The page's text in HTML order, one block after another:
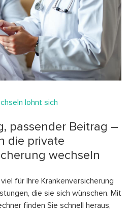
lohnt sich
passender Beitrag –
die private
wechseln
für Ihre Krankenversicherung
die sie sich wünschen. Mit
finden Sie schnell heraus,